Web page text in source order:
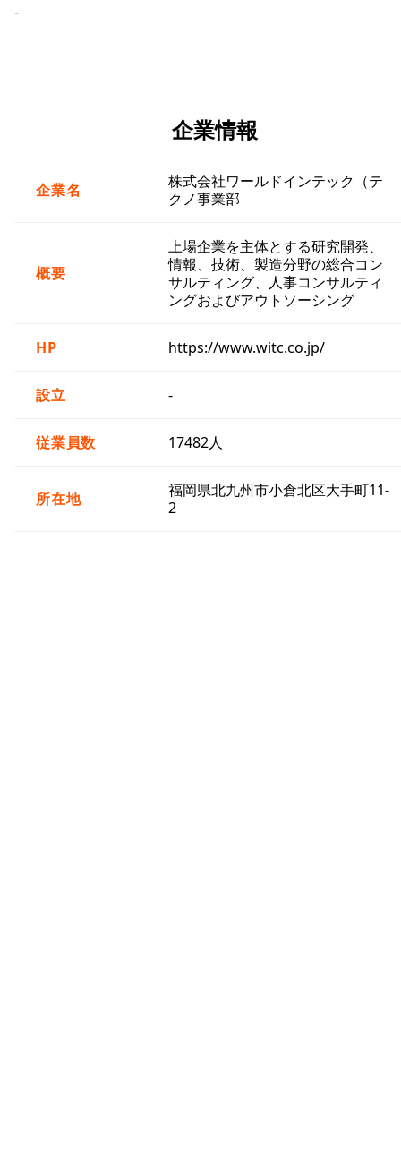
-
企業情報
企業名
株式会社ワールドインテック（テ
クノ事業部
概要
上場企業を主体とする研究開発、
情報、技術、製造分野の総合コン
サルティング、人事コンサルティ
ングおよびアウトソーシング
HP https://www.witc.co.jp/
設立 -
従業員数 17482人
所在地
福岡県北九州市小倉北区大手町11-
2